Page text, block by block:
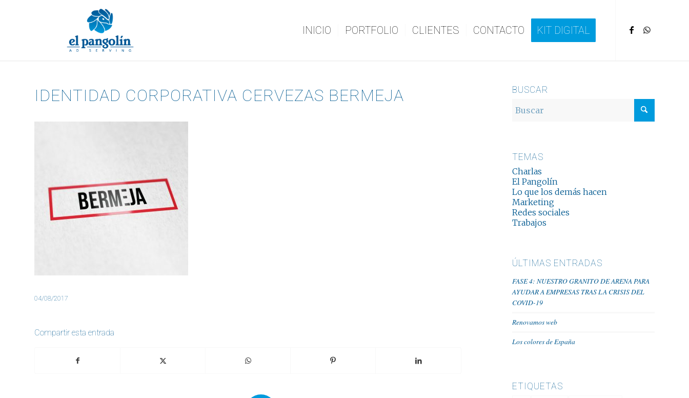
INICIO PORTFOLIO CLIENTES CONTACTO KIT DIGITAL
IDENTIDAD CORPORATIVA CERVEZAS BERMEJA
04/08/2017
Compartir esta entrada
BUSCAR
TEMAS
Charlas
El Pangolín
Lo que los demás hacen
Marketing
Redes sociales
Trabajos
ÚLTIMAS ENTRADAS
FASE 4: NUESTRO GRANITO DE ARENA PARA
AYUDAR A EMPRESAS TRAS LA CRISIS DEL
COVID-19
Renovamos web
Los colores de España
ETIQUETAS